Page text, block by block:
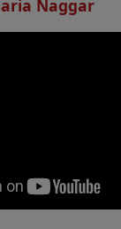
Naggar